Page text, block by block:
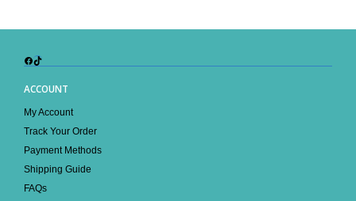
Facebook
TikTok
ACCOUNT
My Account
Track Your Order
Payment Methods
Shipping Guide
FAQs